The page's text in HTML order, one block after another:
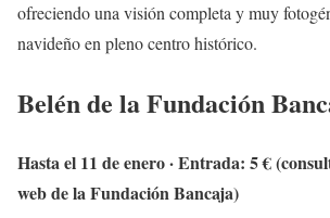
ofreciendo una visión completa y muy
navideño en pleno centro histórico.
Belén de la Fundación
Hasta el 11 de enero · Entrada: 5 €
web de la Fundación Bancaja)